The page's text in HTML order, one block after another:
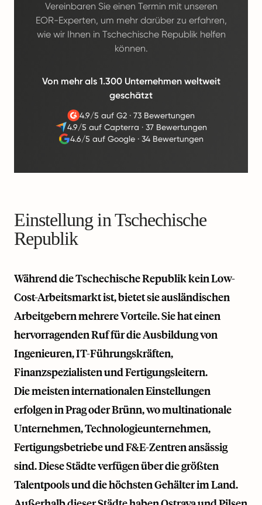
Vereinbaren Sie einen Termin mit unseren
EOR-Experten, um mehr darüber zu erfahren,
wie wir Ihnen in Tschechische Republik helfen
können.
Von mehr als 1.300 Unternehmen weltweit
geschätzt
4.9/5 auf G2· 73 Bewertungen
4.9/5 auf Capterra · 37 Bewertungen
4.6/5 auf Google ·34 Bewertungen
Einstellung in Tschechische
Republik
Während die Tschechische Republik kein Low-
Cost-Arbeitsmarkt ist, bietet sie ausländischen
Arbeitgebern mehrere Vorteile. Sie hat einen
hervorragenden Ruf für die Ausbildung von
Ingenieuren, IT-Führungskräften,
Finanzspezialisten und Fertigungsleitern.
Die meisten internationalen Einstellungen
erfolgen in Prag oder Brünn, wo multinationale
Unternehmen, Technologieunternehmen,
Fertigungsbetriebe und F&E-Zentren ansässig
sind. Diese Städte verfügen über die größten
Talentpools und die höchsten Gehälter im Land.